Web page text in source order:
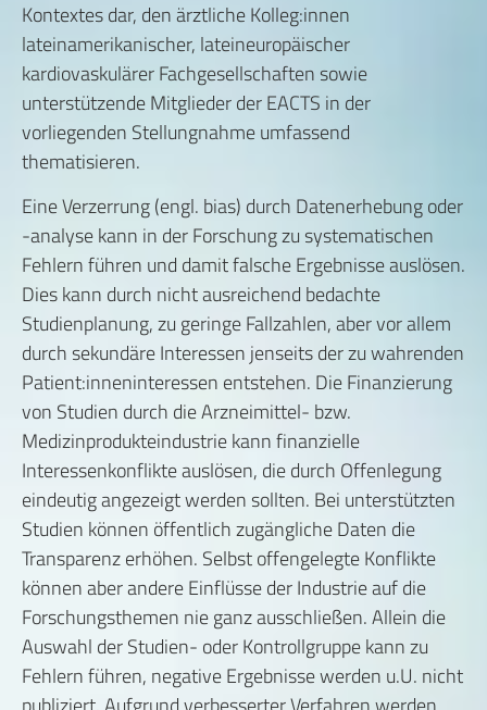
Kontextes dar, den ärztliche Kolleg:innen
lateinamerikanischer, lateineuropäischer
kardiovaskulärer Fachgesellschaften sowie
unterstützende Mitglieder der EACTS in der
vorliegenden Stellungnahme umfassend
thematisieren.
Eine Verzerrung (engl. bias) durch Datenerhebung oder
-analyse kann in der Forschung zu systematischen
Fehlern führen und damit falsche Ergebnisse auslösen.
Dies kann durch nicht ausreichend bedachte
Studienplanung, zu geringe Fallzahlen, aber vor allem
durch sekundäre Interessen jenseits der zu wahrenden
Patient:inneninteressen entstehen. Die Finanzierung
von Studien durch die Arzneimittel- bzw.
Medizinprodukteindustrie kann finanzielle
Interessenkonflikte auslösen, die durch Offenlegung
eindeutig angezeigt werden sollten. Bei unterstützten
Studien können öffentlich zugängliche Daten die
Transparenz erhöhen. Selbst offengelegte Konflikte
können aber andere Einflüsse der Industrie auf die
Forschungsthemen nie ganz ausschließen. Allein die
Auswahl der Studien- oder Kontrollgruppe kann zu
Fehlern führen, negative Ergebnisse werden u.U. nicht